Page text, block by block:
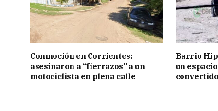
Conmoción en Corrientes:
asesinaron a “fierrazos” a un
motociclista en plena calle
Barrio
un